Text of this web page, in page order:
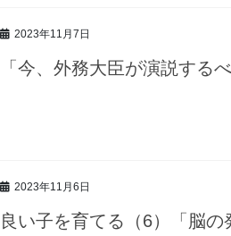
2023年11月7日
「今、外務大臣が演説する
2023年11月6日
良い子を育てる（6）「脳